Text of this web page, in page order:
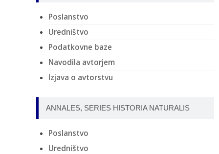
Poslanstvo
Uredništvo
Podatkovne baze
Navodila avtorjem
Izjava o avtorstvu
ANNALES, SERIES HISTORIA NATURALIS
Poslanstvo
Uredništvo